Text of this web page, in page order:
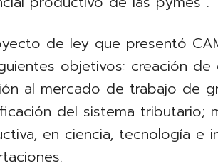
de ley que presentó
objetivos: creación
al mercado de trabajo de
del sistema tributario;
en ciencia, tecnología e